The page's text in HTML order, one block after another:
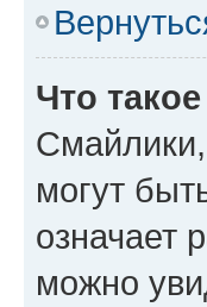
Что
могут
означает
можно